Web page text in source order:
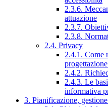
2.3.6.
attuazione
2.3.7.
2.3.8.
2.4. Privacy
2.4.1. Come
2.4.2.
2.4.3. Le
informativa
3. Pianificazione,